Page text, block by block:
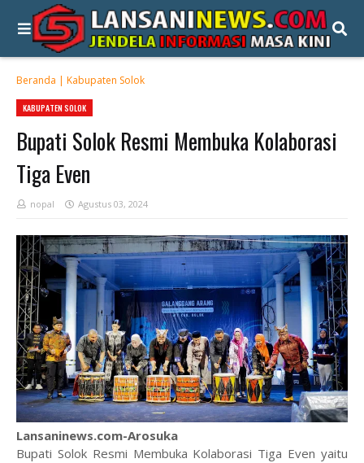
Beranda | Kabupaten Solok
KABUPATEN SOLOK
Bupati Solok Resmi Membuka Kolaborasi
Tiga Even
nopal Agustus 03, 2024
Lansaninews.com-Arosuka
Bupati Solok Resmi Membuka Kolaborasi Tiga Even yaitu